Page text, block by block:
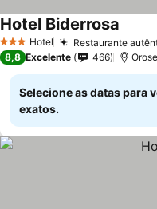
3 EstrelasHotel Restaurante
Hotel Biderrosa
8,8 Excelente 466
Selecione as datas para
exatos.